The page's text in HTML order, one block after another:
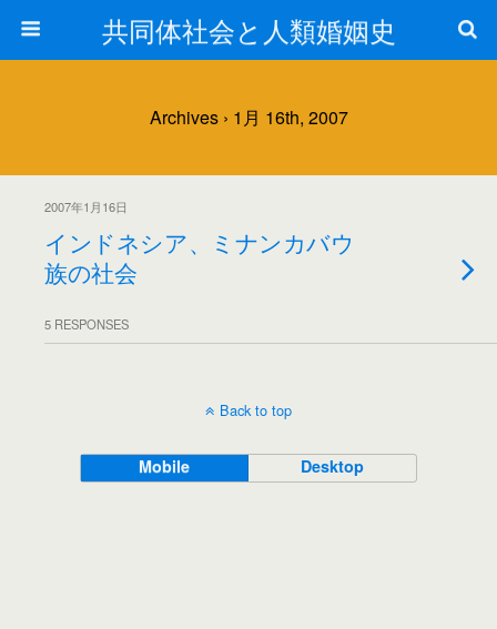
共同体社会と人類婚姻史
Archives › 1月 16th, 2007
2007年1月16日
インドネシア、ミナンカバウ
族の社会
5 RESPONSES
Back to top
Mobile Desktop